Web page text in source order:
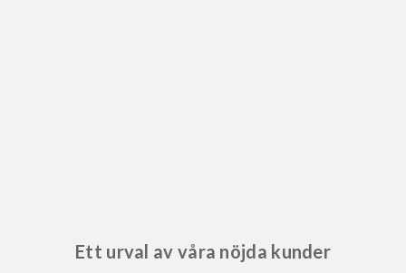
Ett urval av våra nöjda kunder